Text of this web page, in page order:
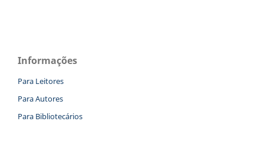
Informações
Para Leitores
Para Autores
Para Bibliotecários